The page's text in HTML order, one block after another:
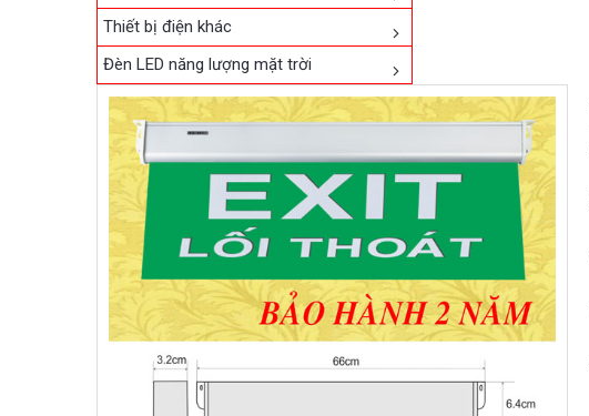
Thiết bị điện khác
Đèn LED năng lượng mặt trời